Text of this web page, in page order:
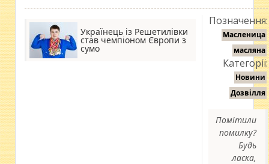
Українець із Решетилівки
став чемпіоном Європи з
сумо
Позначення:
Масленица
масляна
Категорії:
Новини
Дозвілля
Помітили
помилку?
Будь
ласка,